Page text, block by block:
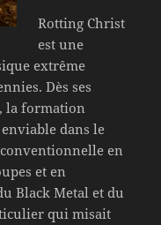
Rotting Christ
est une
extrême
Dès ses
la formation
dans le
en
et en
Black Metal et du
qui misait